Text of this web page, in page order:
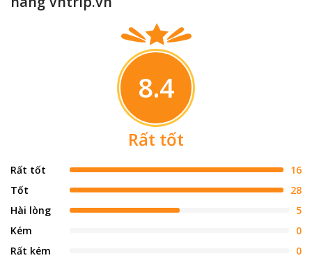
8.4
Rất tốt
Rất tốt
16
Tốt
28
Hài lòng
5
Kém
0
Rất kém
0